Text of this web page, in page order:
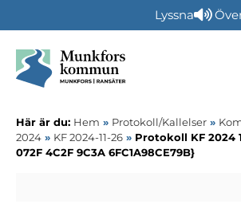
Lyssna
Här är du: Hem » Protokoll/Kallelser »
2024 » KF 2024-11-26 » Protokoll KF 2024
072F 4C2F 9C3A 6FC1A98CE79B}